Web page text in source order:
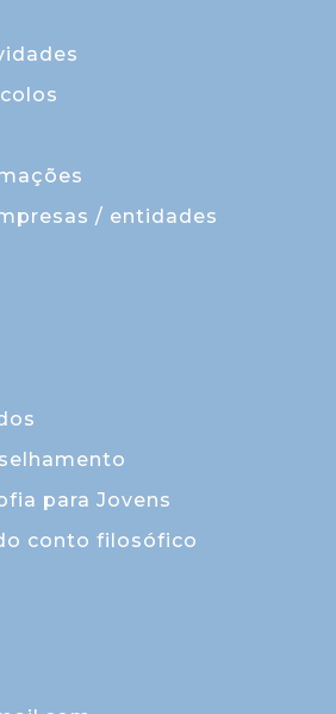
/ entidades
para Jovens
conto filosófico